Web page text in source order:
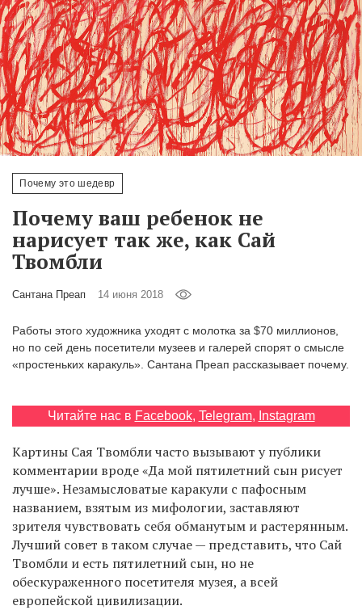
Почему это шедевр
Почему ваш ребенок не
нарисует так же, как Сай
Твомбли
Сантана Преап 14 июня 2018
Работы этого художника уходят с молотка за $70 миллионов,
но по сей день посетители музеев и галерей спорят о смысле
«простеньких каракуль». Сантана Преап рассказывает почему.
Читайте нас в Facebook, Telegram, Instagram
Картины Сая Твомбли часто вызывают у публики
комментарии вроде «Да мой пятилетний сын рисует
лучше». Незамысловатые каракули с пафосным
названием, взятым из мифологии, заставляют
зрителя чувствовать себя обманутым и растерянным.
Лучший совет в таком случае — представить, что Сай
Твомбли и есть пятилетний сын, но не
обескураженного посетителя музея, а всей
европейской цивилизации.